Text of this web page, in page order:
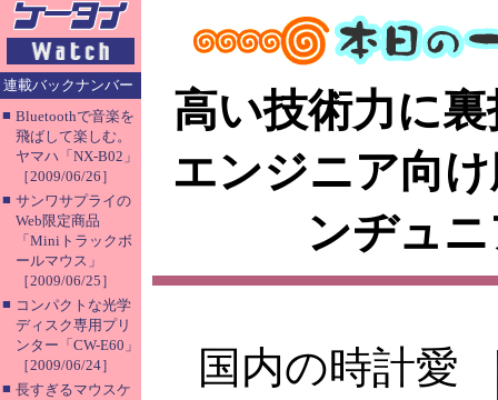
連載バックナンバー
■ Bluetoothで音楽を
飛ばして楽しむ。
ヤマハ「NX-B02」
［2009/06/26］
■ サンワサプライの
Web限定商品
「Miniトラックボ
ールマウス」
［2009/06/25］
■ コンパクトな光学
ディスク専用プリ
ンター「CW-E60」
［2009/06/24］
■ 長すぎるマウスケ
高い技術力に
エンジニア向
ンヂュ
国内の時計愛